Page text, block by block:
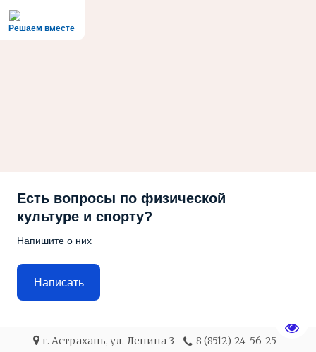
Решаем вместе
Есть вопросы по физической
культуре и спорту?
Напишите о них
Написать
г. Астрахань,ул. Ленина 3
8 (8512) 24-56-25